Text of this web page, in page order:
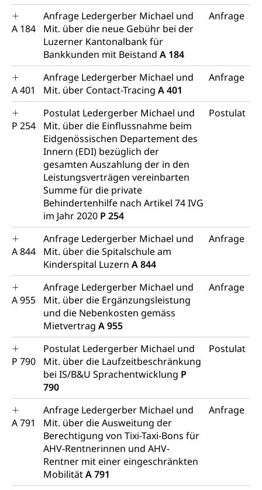
A 184
Anfrage Ledergerber Michael und
Mit. über die neue Gebühr bei der
Luzerner Kantonalbank für
Bankkunden mit Beistand A 184
Anfrage
A 401
Anfrage Ledergerber Michael und
Mit. über Contact-Tracing A 401
Anfrage
P 254
Postulat Ledergerber Michael und
Mit. über die Einflussnahme beim
Eidgenössischen Departement des
Innern (EDI) bezüglich der
gesamten Auszahlung der in den
Leistungsverträgen vereinbarten
Summe für die private
Behindertenhilfe nach Artikel 74 IVG
im Jahr 2020 P 254
Postulat
A 844
Anfrage Ledergerber Michael und
Mit. über die Spitalschule am
Kinderspital Luzern A 844
Anfrage
A 955
Anfrage Ledergerber Michael und
Mit. über die Ergänzungsleistung
und die Nebenkosten gemäss
Mietvertrag A 955
Anfrage
P 790
Postulat Ledergerber Michael und
Mit. über die Laufzeitbeschränkung
bei IS/B&U Sprachentwicklung P
790
Postulat
A 791
Anfrage Ledergerber Michael und
Mit. über die Ausweitung der
Berechtigung von Tixi-Taxi-Bons für
AHV-Rentnerinnen und AHV-
Rentner mit einer eingeschränkten
MobilitätA 791
Anfrage